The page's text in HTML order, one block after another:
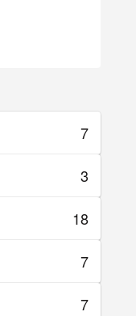
7
3
18
7
7